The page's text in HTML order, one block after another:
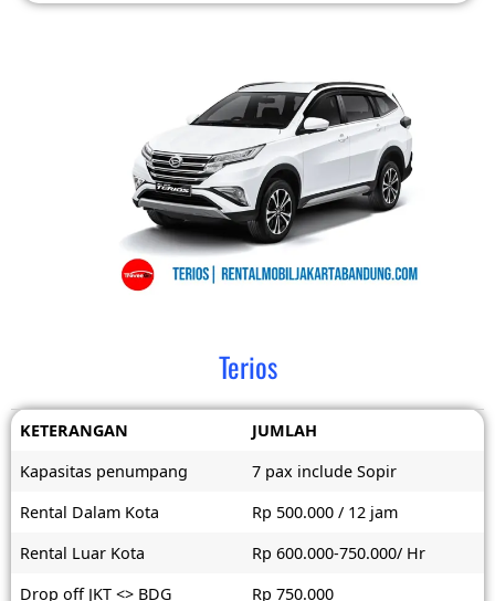
Terios
KETERANGAN
JUMLAH
Kapasitas penumpang
7 pax include Sopir
Rental Dalam Kota
Rp 500.000 / 12 jam
Rental Luar Kota
Rp 600.000-750.000/ Hr
Drop off JKT <> BDG
Rp 750.000